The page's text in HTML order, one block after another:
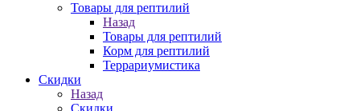
Товары для рептилий
Назад
Товары для рептилий
Корм для рептилий
Террариумистика
Скидки
Назад
Скидки